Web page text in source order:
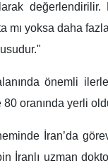
mı yoksa daha
önemli
oranında yerli
İran’da
İranlı uzman